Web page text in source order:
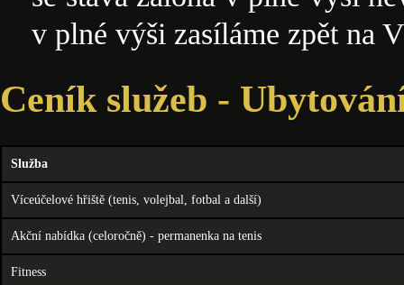
v plné výši zasíláme zpět na
Ceník služeb -
Služba
Víceúčelové hřiště (tenis, volejbal, fotbal a další)
Akční nabídka (celoročně) - permanenka na tenis
Fitness